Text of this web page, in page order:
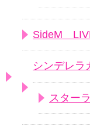
SideM
シンデレラ
スター